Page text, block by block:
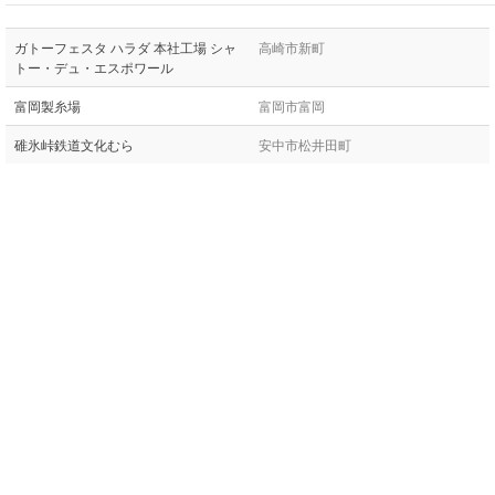
ガトーフェスタ ハラダ 本社工場 シャ
トー・デュ・エスポワール
高崎市新町
富岡製糸場 富岡市富岡
碓氷峠鉄道文化むら 安中市松井田町